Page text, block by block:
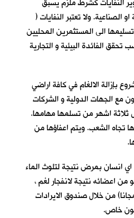
الصناعية. ولا تعتبر النفايات (
الى المستثمرين المحليين
تحقق الفائدة البيئية و التجارية
بإزالة الالغام في كافة اراضي
مع الجهات الدولية و الشركات
ثلاثة اشهر من تسلمها مهامها.
تجاه الشعب. ويتم اعفاؤها من
انسان بمرض نتيجة لتلوث الماء
من اعضائه نتيجة لانفجار لغم ،
من خلال صندوق الايرادات
خاص.